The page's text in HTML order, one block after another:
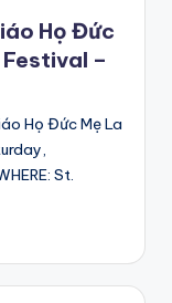
Họ Đức
–
Họ Đức Mẹ La
St.